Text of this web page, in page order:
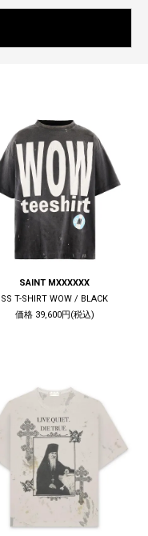
SAINT MXXXXXX
SS T-SHIRT WOW / BLACK
価格 39,600円(税込)